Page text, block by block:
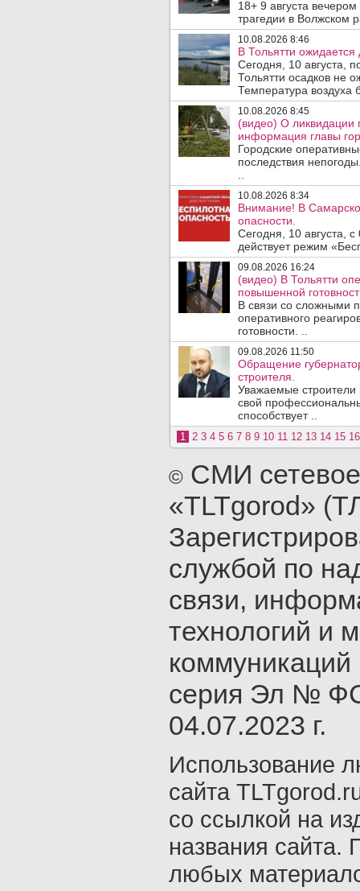
18+ 9 августа
трагедии в Волжском
10.08.2026 8:46
В Тольятти ожидается
Сегодня, 10 августа,
Тольятти осадков не
Температура воздуха
10.08.2026 8:45
(видео) О ликвидации
информация главы
Городские
последствия
10.08.2026 8:34
Внимание! В
опасности.
Сегодня, 10 августа,
действует режим
09.08.2026 16:24
(видео) В Тольятти
повышенной
В связи со сложными
оперативного
готовности. ..
09.08.2026 11:50
Обращение
строителя.
Уважаемые строители
свой
способствует ..
1 2 3 4 5 6 7 8 9 10 11 12 13 14 15 16
© СМИ
«TLTgorod»
службой по
связи,
технологий и
серия Эл №
04.07.2023 г.
Использование
сайта
со ссылкой на
названия сайта.
любых